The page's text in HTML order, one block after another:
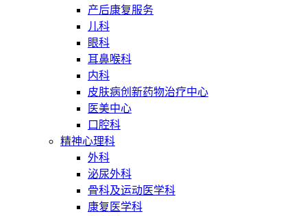
产后康复服务
儿科
眼科
耳鼻喉科
内科
皮肤病创新药物治疗中心
医美中心
口腔科
精神心理科
外科
泌尿外科
骨科及运动医学科
康复医学科